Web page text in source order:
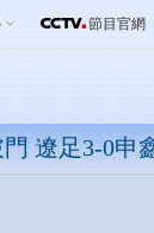
節目官網
遼足3-0申